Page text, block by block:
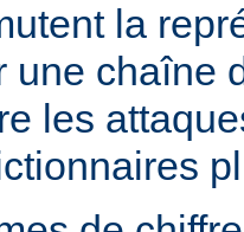
la
une chaîne
les